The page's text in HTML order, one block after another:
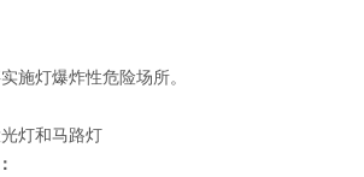
施灯爆炸性危险场所。
灯和马路灯